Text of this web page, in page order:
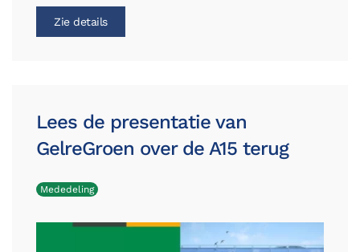
Zie details
Lees de presentatie van
GelreGroen over de A15 terug
Mededeling